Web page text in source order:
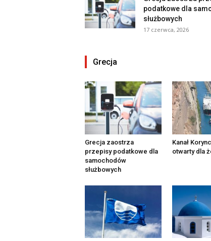
podatkowe dla
służbowych
17 czerwca, 2026
Grecja
Grecja zaostrza
przepisy podatkowe dla
samochodów
służbowych
Kanał
otwarty dla